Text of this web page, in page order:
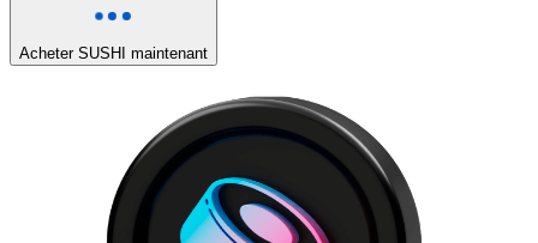
Acheter SUSHI maintenant